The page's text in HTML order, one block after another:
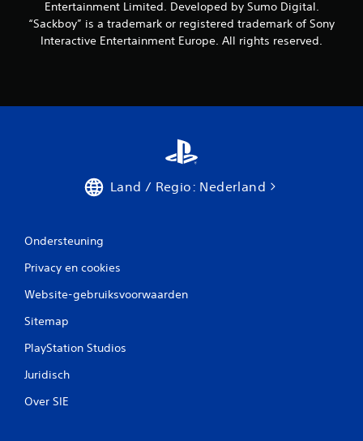
Entertainment Limited. Developed by Sumo Digital.
“Sackboy” is a trademark or registered trademark of Sony
Interactive Entertainment Europe. All rights reserved.
Land / Regio: Nederland
Ondersteuning
Privacy en cookies
Website-gebruiksvoorwaarden
Sitemap
PlayStation Studios
Juridisch
Over SIE